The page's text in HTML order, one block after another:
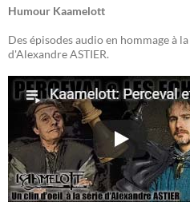
Humour Kaamelott
Des épisodes audio en hommage à la
d'Alexandre ASTIER.